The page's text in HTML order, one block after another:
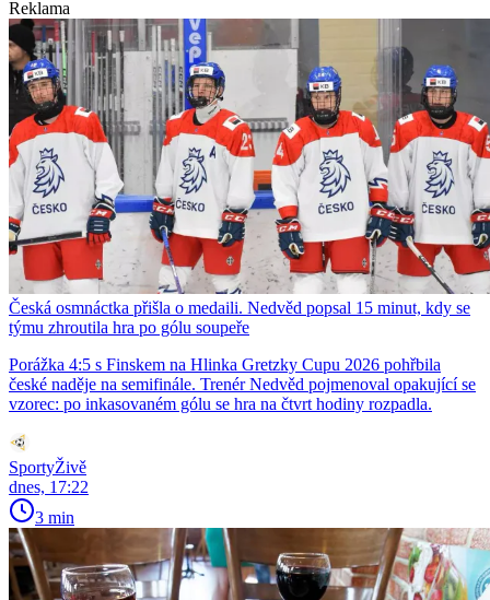
Reklama
Česká osmnáctka přišla o medaili. Nedvěd popsal 15 minut, kdy se
týmu zhroutila hra po gólu soupeře
Porážka 4:5 s Finskem na Hlinka Gretzky Cupu 2026 pohřbila
české naděje na semifinále. Trenér Nedvěd pojmenoval opakující se
vzorec: po inkasovaném gólu se hra na čtvrt hodiny rozpadla.
SportyŽivě
dnes, 17:22
3 min